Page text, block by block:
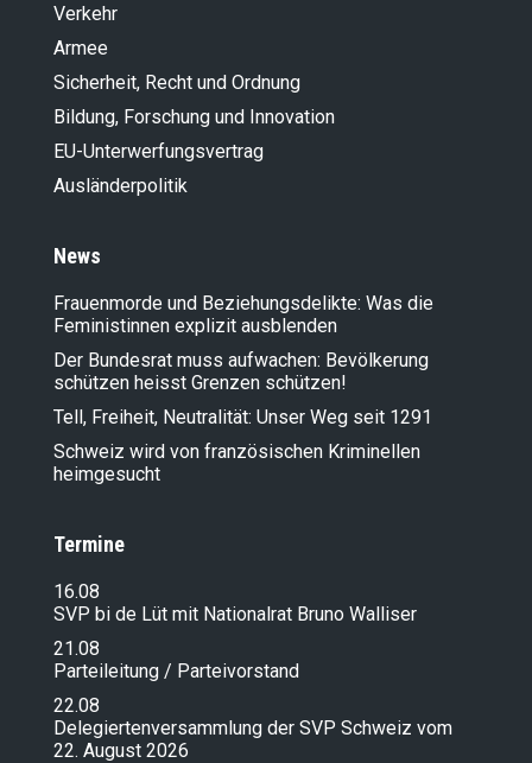
Verkehr
Armee
Sicherheit, Recht und Ordnung
Bildung, Forschung und Innovation
EU-Unterwerfungsvertrag
Ausländer­politik
News
Frauenmorde und Beziehungsdelikte: Was die
Feministinnen explizit ausblenden
Der Bundesrat muss aufwachen: Bevölkerung
schützen heisst Grenzen schützen!
Tell, Freiheit, Neutralität: Unser Weg seit 1291
Schweiz wird von französischen Kriminellen
heimgesucht
Termine
16.08
SVP bi de Lüt mit Nationalrat Bruno Walliser
21.08
Parteileitung / Parteivorstand
22.08
Delegiertenversammlung der SVP Schweiz vom
22. August 2026